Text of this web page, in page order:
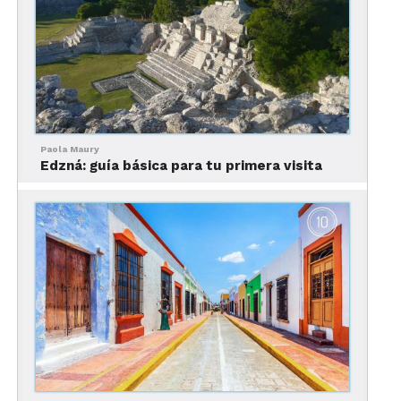
Pingyao es una de las pocas ciudades chinas que
Data de la Dinastía Ming y está ubicada a 715
kilómetros de Beijing, capital del país oriental.
Se ha convertido en uno de los destinos turísticos
más populares de su país y ha sido declarada
Patrimonio de la Humanidad.
Sus muros tienen una altura de 12 metros y un
espesor de 5 metros.
Paola Maury
Edzná: guía básica para tu primera visita